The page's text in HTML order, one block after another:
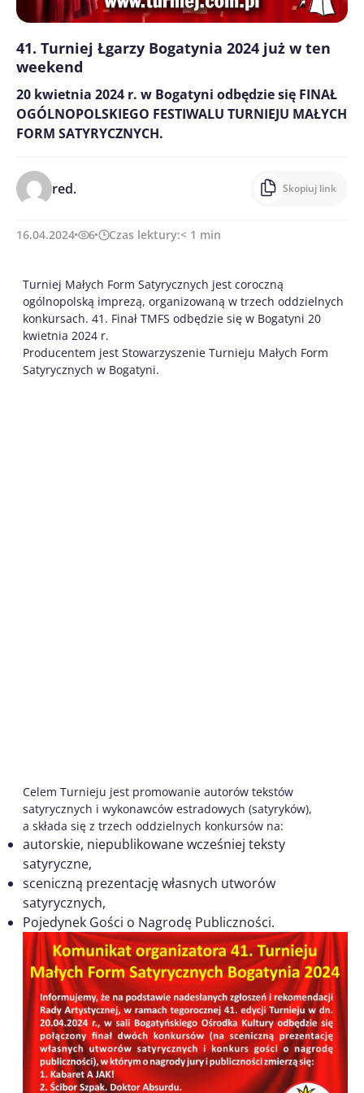
41. Turniej Łgarzy Bogatynia 2024 już w ten
weekend
20 kwietnia 2024 r. w Bogatyni odbędzie się FINAŁ
OGÓLNOPOLSKIEGO FESTIWALU TURNIEJU MAŁYCH
FORM SATYRYCZNYCH.
red. Skopiuj link
16.04.2024 6 Czas lektury:< 1 min
Turniej Małych Form Satyrycznych jest coroczną
ogólnopolską imprezą, organizowaną w trzech oddzielnych
konkursach. 41. Finał TMFS odbędzie się w Bogatyni 20
kwietnia 2024 r.
Producentem jest Stowarzyszenie Turnieju Małych Form
Satyrycznych w Bogatyni.
Celem Turnieju jest promowanie autorów tekstów
satyrycznych i wykonawców estradowych (satyryków),
a składa się z trzech oddzielnych konkursów na:
autorskie, niepublikowane wcześniej teksty
satyryczne,
sceniczną prezentację własnych utworów
satyrycznych,
Pojedynek Gości o Nagrodę Publiczności.